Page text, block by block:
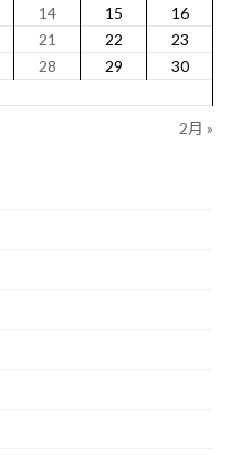
14 15
16
21 22
23
28 29
30
2月 »